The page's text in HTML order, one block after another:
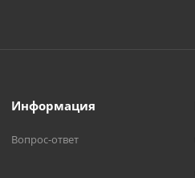
Информация
Вопрос-ответ